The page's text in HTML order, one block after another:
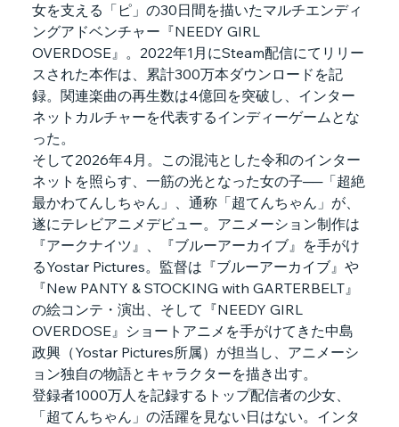
女を支える「ピ」の30日間を描いたマルチエンディ
ングアドベンチャー『NEEDY GIRL
OVERDOSE』。2022年1月にSteam配信にてリリー
スされた本作は、累計300万本ダウンロードを記
録。関連楽曲の再生数は4億回を突破し、インター
ネットカルチャーを代表するインディーゲームとな
った。
そして2026年4月。この混沌とした令和のインター
ネットを照らす、一筋の光となった女の子──「超絶
最かわてんしちゃん」、通称「超てんちゃん」が、
遂にテレビアニメデビュー。アニメーション制作は
『アークナイツ』、『ブルーアーカイブ』を手がけ
るYostar Pictures。監督は『ブルーアーカイブ』や
『New PANTY & STOCKING with GARTERBELT』
の絵コンテ・演出、そして『NEEDY GIRL
OVERDOSE』ショートアニメを手がけてきた中島
政興（Yostar Pictures所属）が担当し、アニメーシ
ョン独自の物語とキャラクターを描き出す。
登録者1000万人を記録するトップ配信者の少女、
「超てんちゃん」の活躍を見ない日はない。インタ